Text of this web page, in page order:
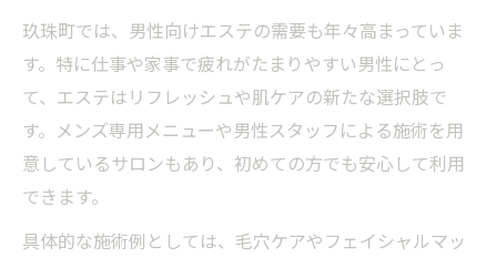
玖珠町では、男性向けエステの需要も年々高まっていま
す。特に仕事や家事で疲れがたまりやすい男性にとっ
て、エステはリフレッシュや肌ケアの新たな選択肢で
す。メンズ専用メニューや男性スタッフによる施術を用
意しているサロンもあり、初めての方でも安心して利用
できます。
具体的な施術例としては、毛穴ケアやフェイシャルマッ